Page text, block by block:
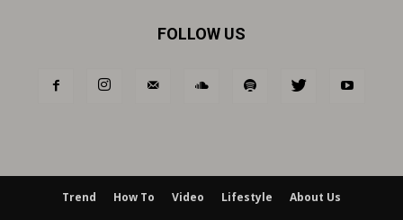
FOLLOW US
Trend How To Video Lifestyle About Us